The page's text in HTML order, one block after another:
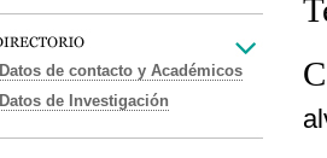
Datos de contacto y Académicos
Datos de Investigación